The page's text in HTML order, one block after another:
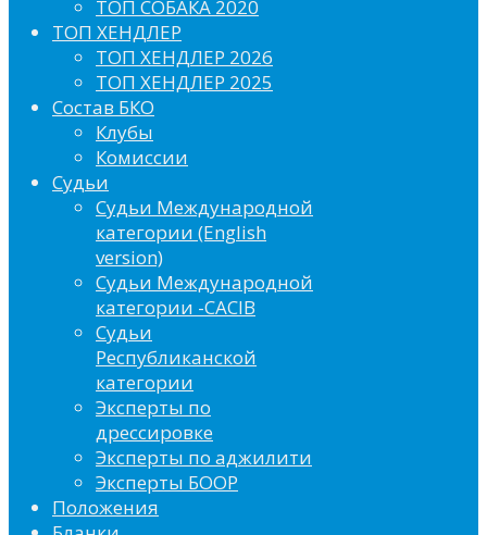
ТОП СОБАКА 2020
ТОП ХЕНДЛЕР
ТОП ХЕНДЛЕР 2026
ТОП ХЕНДЛЕР 2025
Состав БКО
Клубы
Комиссии
Судьи
Судьи Международной
категории (English
version)
Судьи Международной
категории -CACIB
Судьи
Республиканской
категории
Эксперты по
дрессировке
Эксперты по аджилити
Эксперты БООР
Положения